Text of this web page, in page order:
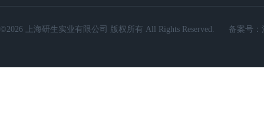
©2026 上海研生实业有限公司 版权所有 All Rights Reserved. 备案号：